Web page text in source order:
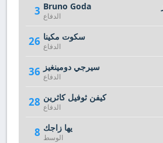
3 Bruno Goda
الدفاع
26 سكوت مكينا
الدفاع
36 سيرجي دومينغيز
الدفاع
28 كيفن ثوفيل كاثرين
الدفاع
8 يها زاجك
الوسط